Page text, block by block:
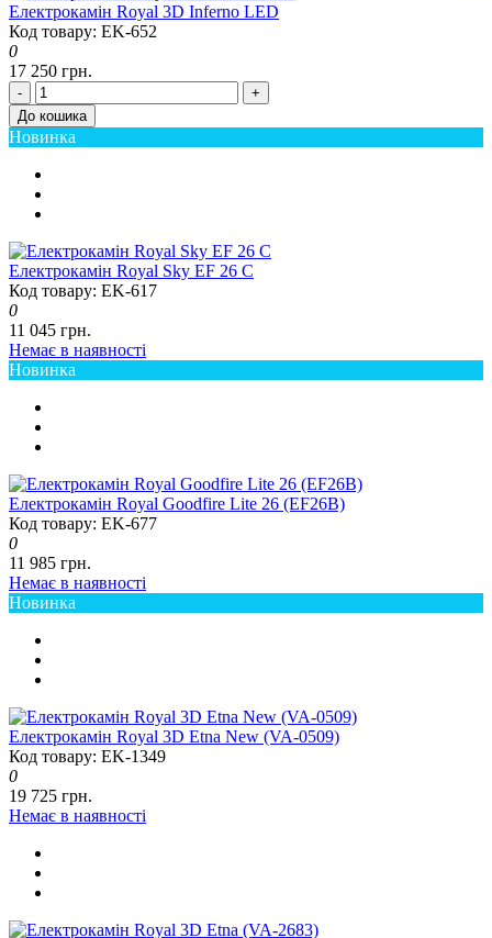
Електрокамін Royal 3D Inferno LED
Код товару: EK-652
0
17 250 грн.
-
+
До кошика
Новинка
Електрокамін Royal Sky EF 26 C
Код товару: EK-617
0
11 045 грн.
Немає в наявності
Новинка
Електрокамін Royal Goodfire Lite 26 (EF26B)
Код товару: EK-677
0
11 985 грн.
Немає в наявності
Новинка
Електрокамін Royal 3D Etna New (VA-0509)
Код товару: EK-1349
0
19 725 грн.
Немає в наявності